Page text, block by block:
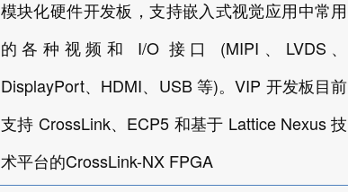
模块化硬件开发板，支持嵌入式视觉应用中常用
的各种视频和 I/O 接口 (MIPI 、 LVDS 、
DisplayPort、 HDMI、 USB 等)。VIP 开发板目前
支持 CrossLink、 ECP5 和基于 Lattice Nexus技
术平台的CrossLink-NX FPGA